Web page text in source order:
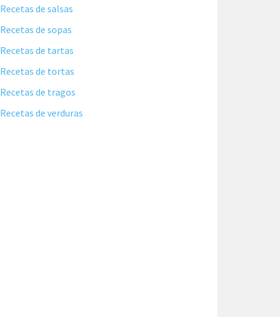
Recetas de salsas
Recetas de sopas
Recetas de tartas
Recetas de tortas
Recetas de tragos
Recetas de verduras